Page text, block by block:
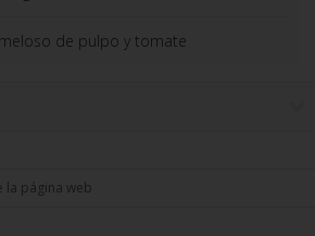
de pulpo y tomate
la página web